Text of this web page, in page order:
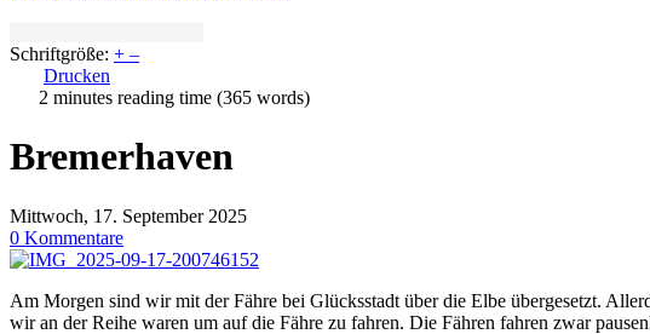
Schriftgröße: + –
Drucken
2 minutes reading time (365 words)
Bremerhaven
Mittwoch, 17. September 2025
0 Kommentare
Am Morgen sind wir mit der Fähre bei Glücksstadt über die Elbe übergesetzt.
wir an der Reihe waren um auf die Fähre zu fahren. Die Fähren fahren zwar